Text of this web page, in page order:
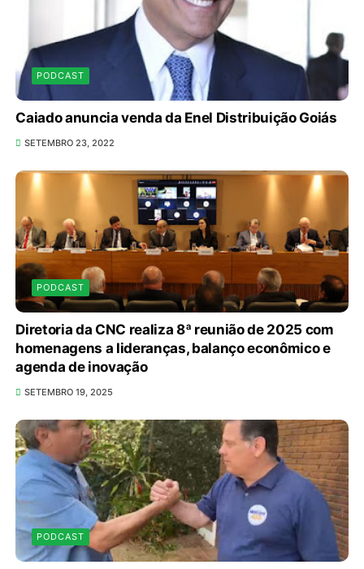
PODCAST
Caiado anuncia venda da Enel Distribuição Goiás
SETEMBRO 23, 2022
PODCAST
Diretoria da CNC realiza 8ª reunião de 2025 com
homenagens a lideranças, balanço econômico e
agenda de inovação
SETEMBRO 19, 2025
PODCAST